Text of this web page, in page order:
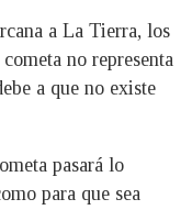
a La Tierra, los
no representa
a que no existe
pasará lo
para que sea